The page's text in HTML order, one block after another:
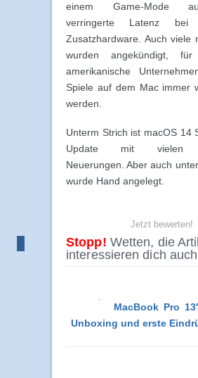
einem Game-Mode
verringerte Latenz bei
Zusatzhardware. Auch viele
wurden angekündigt,
amerikanische
Spiele auf dem Mac immer
werden.
Unterm Strich ist macOS 14
Update mit vielen
Neuerungen. Aber auch
wurde Hand angelegt.
Jetzt bewerten!
Stopp! Wetten, die
interessieren dich
MacBook Pro
Unboxing und erste